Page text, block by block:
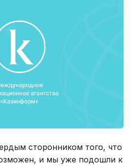
сторонником того, что
и мы уже подошли к